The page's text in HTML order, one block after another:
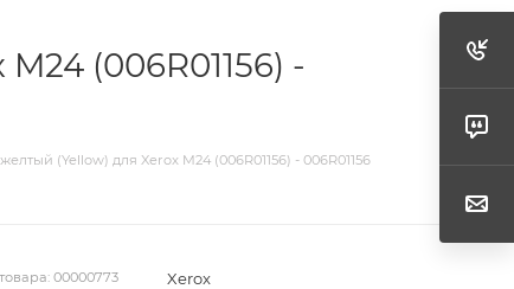
(006R01156) -
(Yellow) для Xerox M24 (006R01156) - 006R01156
00000773 Xerox